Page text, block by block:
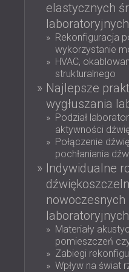
IZOLACJA
AKUSTYCZNE DO
ROZWIĄZANIA
AKUSTYCZNE
HANDLOWYCH
WYCISZANIE I
EDUKACYJNYCH
PANELE
AKUSTYCZNE
ZDROWIA
ROZWIĄZANIA
AKUSTYCZNE
ROZWIĄZANIA
AKUSTYCZNE
elastycznych
laboratoryjnych
Rekonfiguracja
wykorzystanie
HVAC,
strukturalnego
Najlepsze
wygłuszania
Podział
aktywności
Połączenie
pochłaniania
Indywidualne
laboratoryjnych
Materiały
pomieszczeń
Zabiegi
Wpływ na świat